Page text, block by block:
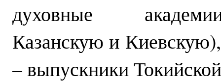
духовные
Казанскую и
– выпускники